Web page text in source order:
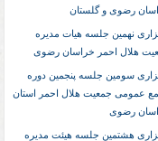
رضوی و گلستان
نهمین جلسه هیات مدیره
هلال احمر خراسان رضوی
سومین جلسه پنجمین دوره
عمومی جمعیت هلال احمر استان
رضوی
هشتمین جلسه هیئت مدیره